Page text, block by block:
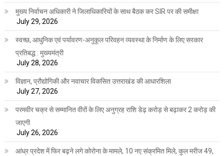
मुख्य निर्वाचन अधिकारी ने जिलाधिकारियों के साथ बैठक कर SIR पर की समीक्षा
July 29, 2026
स्वच्छ, आधुनिक एवं पर्यावरण-अनुकूल परिवहन व्यवस्था के निर्माण के लिए सरकार
प्रतिबद्ध : मुख्यमंत्री
July 28, 2026
विज्ञान, प्रौद्योगिकी और नवाचार विकसित उत्तराखंड की आधारशिला
July 27, 2026
परमवीर चक्र से सम्मानित वीरों के लिए अनुग्रह राशि डेढ़ करोड़ से बढ़ाकर 2 करोड़ की
जाएगी
July 26, 2026
आंध्र प्रदेश में फिर बढ़ने लगे कोरोना के मामले, 10 नए संक्रमित मिले, कुल मरीज 49,